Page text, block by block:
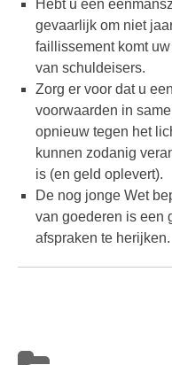
Hebt u een
gevaarlijk om niet
faillissement komt
van schuldeisers.
Zorg er voor dat u
voorwaarden in
opnieuw tegen het
kunnen zodanig
is (en geld oplevert).
De nog jonge Wet
van goederen is een
afspraken te herijken.